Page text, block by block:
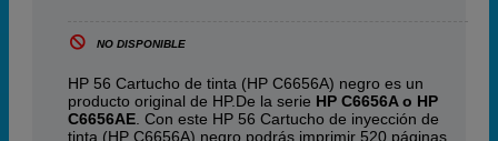
NO DISPONIBLE
HP 56 Cartucho de tinta (HP C6656A) negro es un
producto original de HP.De la serie HP C6656A o HP
C6656AE . Con este HP 56 Cartucho de inyección de
tinta (HP C6656A) negro podrás imprimir 520 páginas